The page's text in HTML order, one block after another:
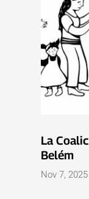
La
Belém
Nov 7, 2025